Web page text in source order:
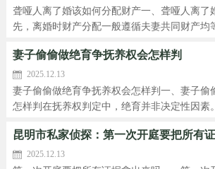
聋哑人离了婚该如何分配财产一、聋哑人离了
先，离婚时财产分配一般遵循夫妻共同财产均
妻子偷偷做绝育争抚养权会怎样判
2025.12.13
妻子偷偷做绝育争抚养权会怎样判一、妻子偷
怎样判在抚养权判定中，绝育并非决定性因素。
昆明市私家侦探：第一次开庭要把所有
2025.12.13